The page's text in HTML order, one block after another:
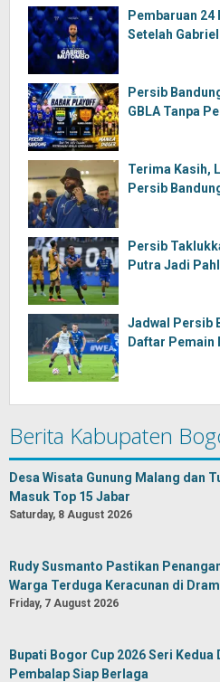
Pembaruan
Setelah
Persib
GBLA Tanpa
Terima Kasih,
Persib
Persib
Putra Jadi
Jadwal Persib
Daftar Pemain
Berita Kabupaten
Desa Wisata Gunung Malang dan
Masuk Top 15 Jabar
Saturday, 8 August 2026
Rudy Susmanto Pastikan
Warga Terduga Keracunan di
Friday, 7 August 2026
Bupati Bogor Cup 2026 Seri Kedua
Pembalap Siap Berlaga